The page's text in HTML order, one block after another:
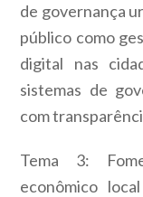
de governança
público como
digital nas
sistemas de
com
Tema 3:
econômico